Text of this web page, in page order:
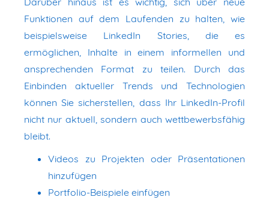
Funktionen auf dem Laufenden zu halten, wie
beispielsweise LinkedIn Stories, die es
ermöglichen, Inhalte in einem informellen und
ansprechenden Format zu teilen. Durch das
Einbinden aktueller Trends und Technologien
können Sie sicherstellen, dass Ihr LinkedIn-Profil
nicht nur aktuell, sondern auch wettbewerbsfähig
bleibt.
Videos zu Projekten oder Präsentationen
hinzufügen
Portfolio-Beispiele einfügen